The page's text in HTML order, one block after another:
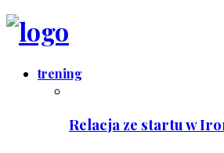
trening
Relacja ze startu w